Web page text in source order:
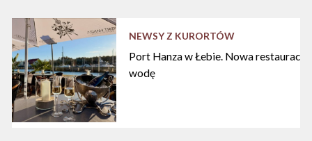
NEWSY Z KURORTÓW
Port Hanza w Łebie. Nowa restauracja
wodę